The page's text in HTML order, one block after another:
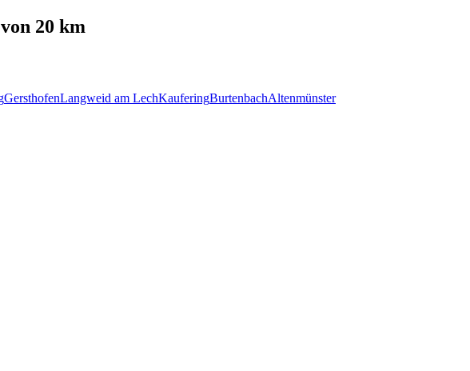
20 km
GersthofenLangweid am LechKauferingBurtenbachAltenmünster